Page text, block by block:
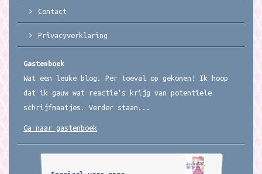
Contact
Privacyverklaring
Gastenboek
Wat een leuke blog. Per toeval op gekomen! Ik hoop
dat ik gauw wat reactie's krijg van potentiele
schrijfmaatjes. Verder staan...
Ga naar gastenboek